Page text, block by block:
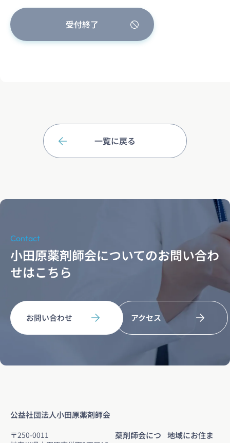
受付終了
一覧に戻る
Contact
小田原薬剤師会についてのお問い合わ
せはこちら
お問い合わせ アクセス
公益社団法人小田原薬剤師会
〒250-0011
薬剤師会につ
地域にお住ま